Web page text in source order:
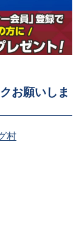
お願いしま
村